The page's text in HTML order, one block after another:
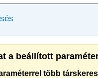
a beállított
több